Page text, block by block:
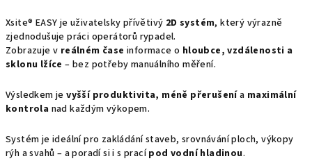
Xsite® EASY je uživatelsky přívětivý 2D systém, který výrazně
zjednodušuje práci operátorů rypadel.
Zobrazuje v reálném čase informace o hloubce, vzdálenosti a
sklonu lžíce – bez potřeby manuálního měření.
Výsledkem jevyšší produktivita, méně přerušenía maximální
kontrola nad každým výkopem.
Systém je ideální pro zakládání staveb, srovnávání ploch, výkopy
rýh a svahů – a poradí si i s pracípod vodní hladinou.